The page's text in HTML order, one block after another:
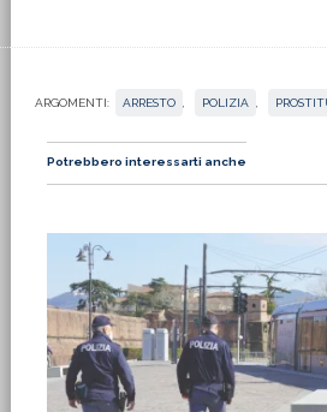
ARGOMENTI: ARRESTO POLIZIA
Potrebbero interessarti anche